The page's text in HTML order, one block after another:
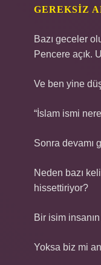
GEREKSIZ
Bazı geceler
Pencere açık.
Ve ben yine
“İslam ismi
Sonra devamı
Neden bazı
hissettiriyor?
Bir isim
Yoksa biz mi